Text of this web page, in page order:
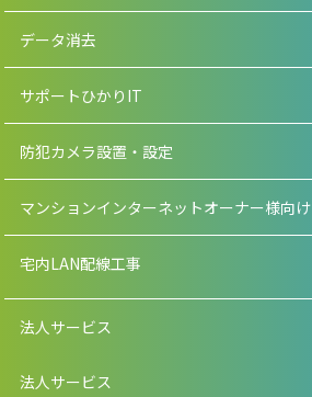
データ消去
サポートひかりIT
防犯カメラ設置・設定
マンションインターネットオーナー様向け
宅内LAN配線工事
法人サービス
法人サービス